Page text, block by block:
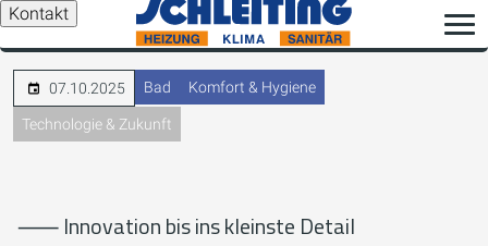
Kontakt
07.10.2025 Bad Komfort & Hygiene
Technologie & Zukunft
⸺ Innovation bis ins kleinste Detail